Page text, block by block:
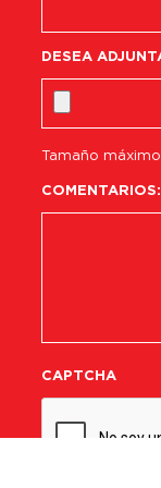
DESEA
Tamaño
COMENTARIOS:
CAPTCHA